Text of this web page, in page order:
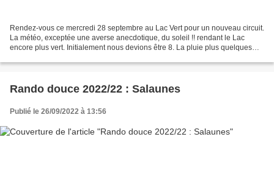
Rendez-vous ce mercredi 28 septembre au Lac Vert pour un nouveau circuit.
La météo, exceptée une averse anecdotique, du soleil !! rendant le Lac
encore plus vert. Initialement nous devions être 8. La pluie plus quelques
Rando douce 2022/22 : Salaunes
Publié le 26/09/2022 à 13:56